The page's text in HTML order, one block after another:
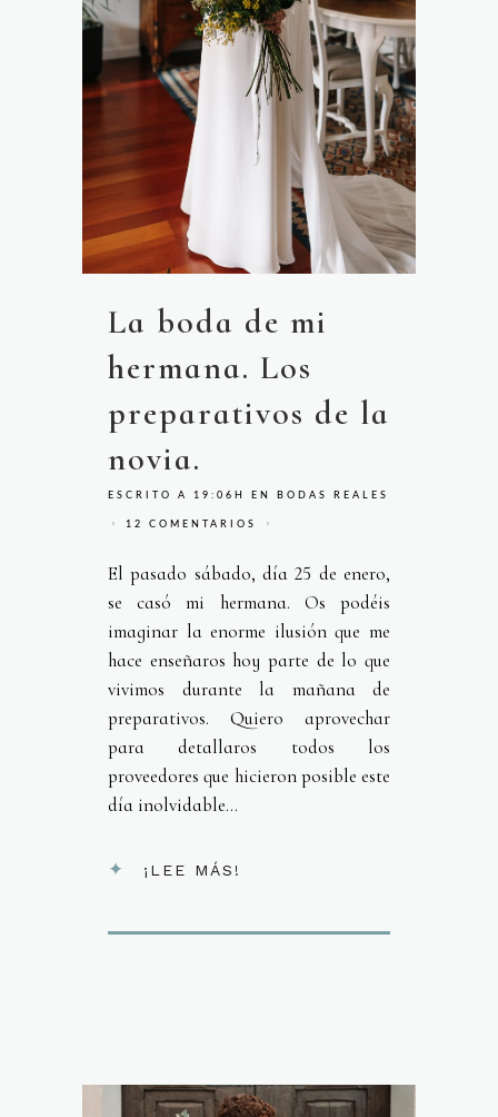
La boda de mi
hermana. Los
preparativos de la
novia.
ESCRITO A 19:06H EN BODAS REALES
12 COMENTARIOS
El pasado sábado, día 25 de enero,
se casó mi hermana. Os podéis
imaginar la enorme ilusión que me
hace enseñaros hoy parte de lo que
vivimos durante la mañana de
preparativos. Quiero aprovechar
para detallaros todos los
proveedores que hicieron posible este
día inolvidable...
¡LEE MÁS!